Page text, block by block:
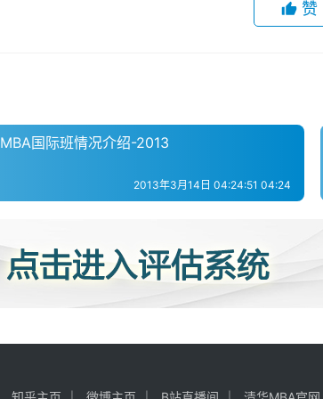
赞
国际班情况介绍-2013
2013年3月14日 04:24:51 04:24